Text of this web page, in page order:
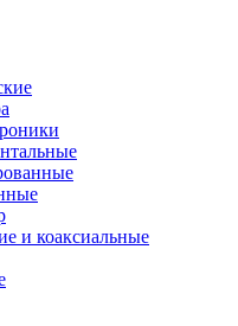
и коаксиальные